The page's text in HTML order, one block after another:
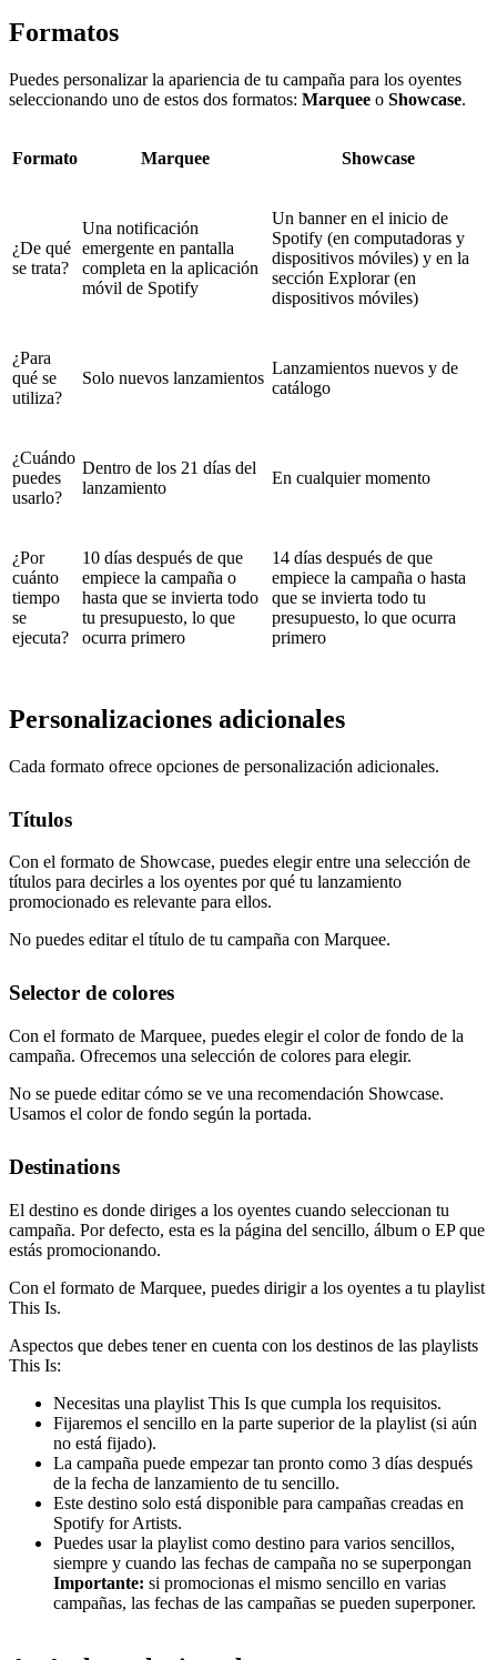
Formatos
Puedes personalizar la apariencia de tu campaña para los oyentes
seleccionando uno de estos dos formatos: Marquee o Showcase.
Formato Marquee Showcase
¿De qué
se trata?
Una notificación
emergente en pantalla
completa en la aplicación
móvil de Spotify
Un banner en el inicio de
Spotify (en computadoras y
dispositivos móviles) y en la
sección Explorar (en
dispositivos móviles)
¿Para
qué se
utiliza?
Solo nuevos lanzamientos
Lanzamientos nuevos y de
catálogo
¿Cuándo
puedes
usarlo?
Dentro de los 21 días del
lanzamiento
En cualquier momento
¿Por
cuánto
tiempo
se
ejecuta?
10 días después de que
empiece la campaña o
hasta que se invierta todo
tu presupuesto, lo que
ocurra primero
14 días después de que
empiece la campaña o hasta
que se invierta todo tu
presupuesto, lo que ocurra
primero
Personalizaciones adicionales
Cada formato ofrece opciones de personalización adicionales.
Títulos
Con el formato de Showcase, puedes elegir entre una selección de
títulos para decirles a los oyentes por qué tu lanzamiento
promocionado es relevante para ellos.
No puedes editar el título de tu campaña con Marquee.
Selector de colores
Con el formato de Marquee, puedes elegir el color de fondo de la
campaña. Ofrecemos una selección de colores para elegir.
No se puede editar cómo se ve una recomendación Showcase.
Usamos el color de fondo según la portada.
Destinations
El destino es donde diriges a los oyentes cuando seleccionan tu
campaña. Por defecto, esta es la página del sencillo, álbum o EP que
estás promocionando.
Con el formato de Marquee, puedes dirigir a los oyentes a tu playlist
This Is.
Aspectos que debes tener en cuenta con los destinos de las playlists
This Is:
Necesitas una playlist This Is que cumpla los requisitos.
Fijaremos el sencillo en la parte superior de la playlist (si aún
no está fijado).
La campaña puede empezar tan pronto como 3 días después
de la fecha de lanzamiento de tu sencillo.
Este destino solo está disponible para campañas creadas en
Spotify for Artists.
Puedes usar la playlist como destino para varios sencillos,
siempre y cuando las fechas de campaña no se superpongan
Importante: si promocionas el mismo sencillo en varias
campañas, las fechas de las campañas se pueden superponer.